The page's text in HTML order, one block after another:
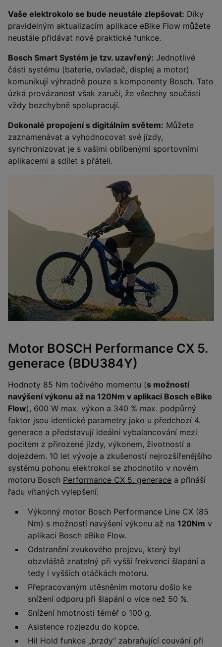
Vaše elektrokolo se bude neustále zlepšovat: Díky
pravidelným aktualizacím aplikace eBike Flow můžete
neustále přidávat nové praktické funkce.
Bosch Smart Systém je tzv. uzavřený: Jednotlivé
části systému (baterie, ovladač, displej a motor)
komunikují výhradně pouze s komponenty Bosch. Tato
úzká provázanost však zaručí, že všechny součásti
vždy bezchybně spolupracují.
Dokonalé propojení s digitálním světem: Můžete
zaznamenávat a vyhodnocovat své jízdy,
synchronizovat je s vašimi oblíbenými sportovními
aplikacemi a sdílet s přáteli.
Motor BOSCH Performance CX 5.
generace (BDU384Y)
Hodnoty 85 Nm točivého momentu (s možností
navýšení výkonu až na 120Nm v aplikaci Bosch eBike
Flow), 600 W max. výkon a 340 % max. podpůrný
faktor jsou identické parametry jako u předchozí 4.
generace a představují ideální vybalancování mezi
pocitem z přirozené jízdy, výkonem, životností a
dojezdem. 10 let vývoje a zkušeností nejrozšířenějšího
systému pohonu elektrokol se zhodnotilo v novém
motoru Bosch Performance CX 5. generace a přináší
řadu vítaných vylepšení:
Výkonný motor Bosch Performance Line CX (85
Nm) s možností navýšení výkonu až na 120Nm v
aplikaci Bosch eBike Flow.
Odstranění zvukového projevu, který byl
obzvláště znatelný při vyšší frekvenci šlapání a
tedy i vyšších otáčkách motoru.
Přepracovaným utěsněním motoru došlo ke
snížení odporu při šlapání o více než 50 %.
Snížení hmotnosti téměř o 100 g.
Asistence rozjezdu do kopce.
Hil Hold funkce „brzdy“ zabraňující couvání při